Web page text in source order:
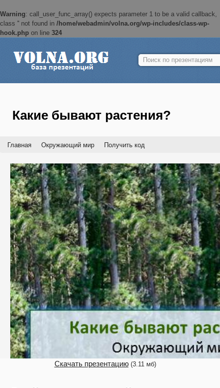
Warning: call_user_func_array() expects parameter 1 to be a valid callback,
class '' not found in /home/webadmin/volna.org/wp-includes/class-wp-
hook.php on line 324
Найти:
Какие бывают растения?
Главная Окружающий мир Получить код
Скачать презентацию(3.11 мб)